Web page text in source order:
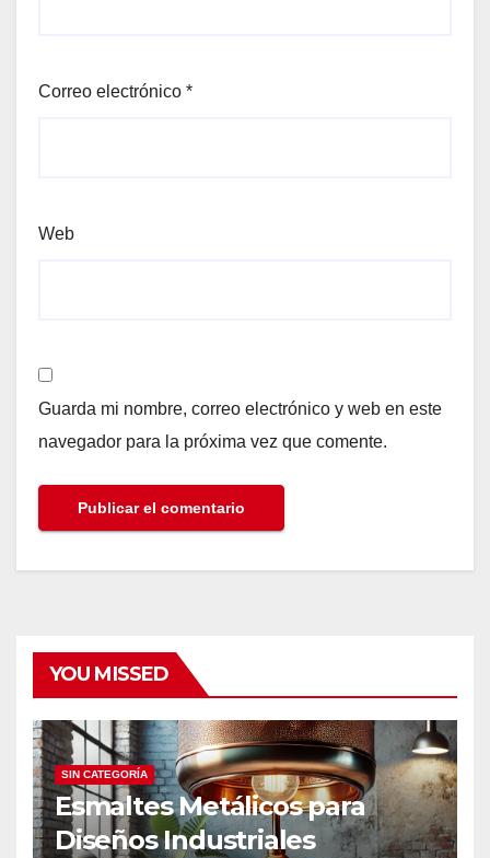
Correo electrónico *
Web
Guarda mi nombre, correo electrónico y web en este
navegador para la próxima vez que comente.
YOU MISSED
SIN CATEGORÍA
Esmaltes Metálicos para
Diseños Industriales